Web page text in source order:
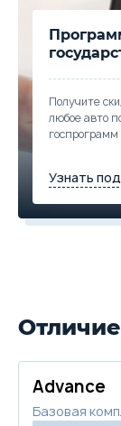
Скидка
Получите
любое авто
госпрограмм
Узнать
Advance
Базовая